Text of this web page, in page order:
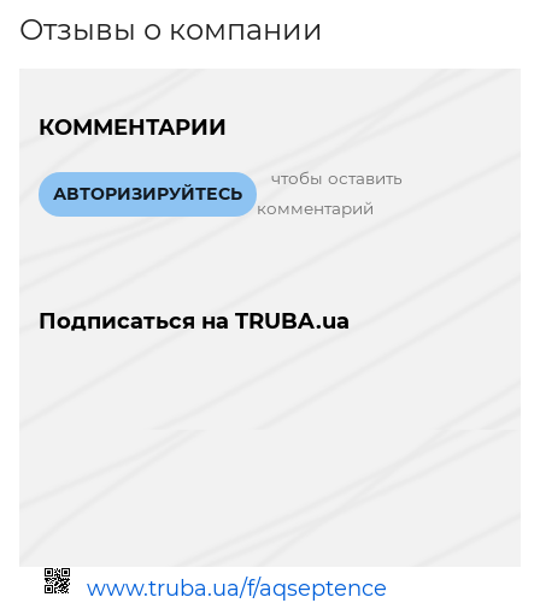
Отзывы о компании
КОММЕНТАРИИ
АВТОРИЗИРУЙТЕСЬ
чтобы оставить
комментарий
Подписаться на TRUBA.ua
www.truba.ua/f/aqseptence